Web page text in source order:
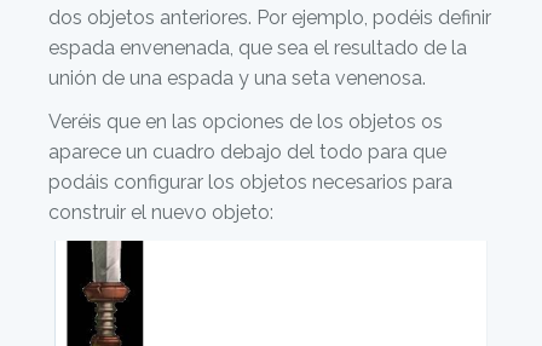
dos objetos anteriores. Por ejemplo, podéis definir
espada envenenada, que sea el resultado de la
unión de una espada y una seta venenosa.
Veréis que en las opciones de los objetos os
aparece un cuadro debajo del todo para que
podáis configurar los objetos necesarios para
construir el nuevo objeto: